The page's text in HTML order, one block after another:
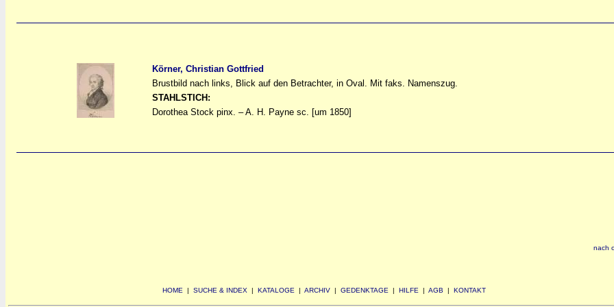
Körner, Christian Gottfried
Brustbild nach links, Blick auf den Betrachter, in Oval. Mit faks. Namenszug.
STAHLSTICH:
Dorothea Stock pinx. – A. H. Payne sc. [um 1850]
nach
HOME | SUCHE & INDEX | KATALOGE | ARCHIV| GEDENKTAGE | HILFE | AGB | KONTAKT